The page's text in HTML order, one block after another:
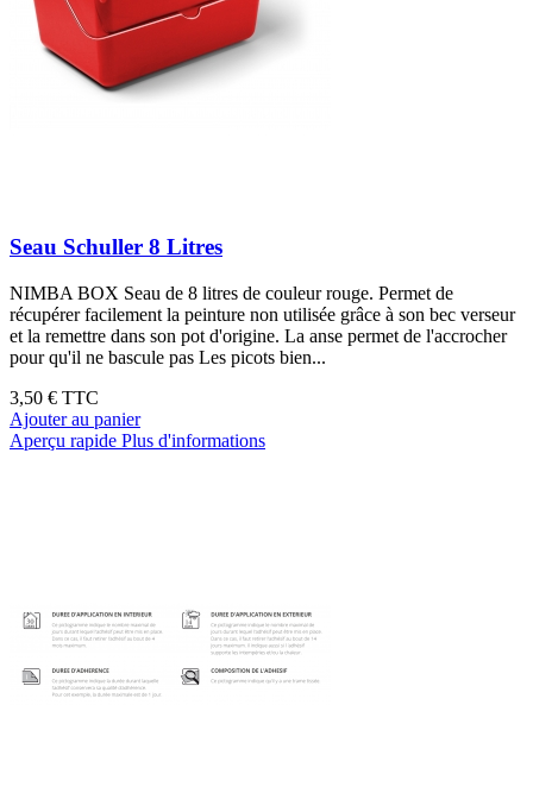
Seau Schuller 8 Litres
NIMBA BOX Seau de 8 litres de couleur rouge. Permet de
récupérer facilement la peinture non utilisée grâce à son bec verseur
et la remettre dans son pot d'origine. La anse permet de l'accrocher
pour qu'il ne bascule pas Les picots bien...
3,50 € TTC
Ajouter au panier
Aperçu rapide Plus d'informations